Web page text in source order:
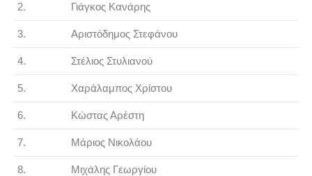
2. Γιάγκος Κανάρης
3. Αριστόδημος Στεφάνου
4. Στέλιος Στυλιανού
5. Χαράλαμπος Χρίστου
6. Κώστας Αρέστη
7. Μάριος Νικολάου
8. Μιχάλης Γεωργίου